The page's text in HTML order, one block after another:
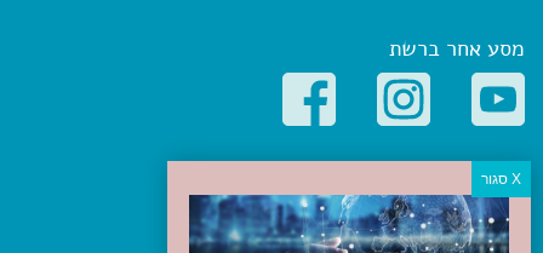
מסע אחר ברשת
קטגוריות פופולריות
יעדים
טיולים בישראל